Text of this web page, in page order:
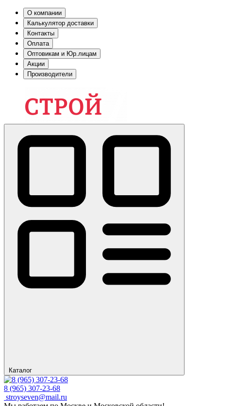
О компании
Калькулятор доставки
Контакты
Оплата
Оптовикам и Юр.лицам
Акции
Производители
Каталог
8 (965) 307-23-68
stroyseven@mail.ru